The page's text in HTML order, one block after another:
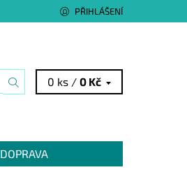
PŘIHLÁŠENÍ
0 ks /0 Kč
DOPRAVA